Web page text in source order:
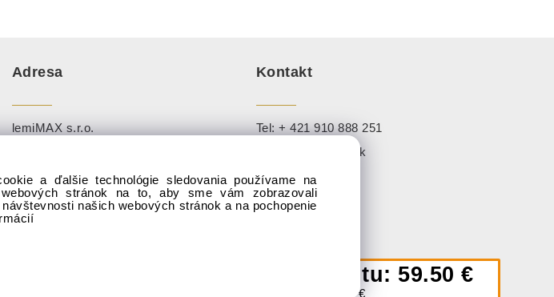
Cena variantu: 59.50 €
48.37 €
Adresa
lemiMAX s.r.o.
Po-Pi: 8:00 - 18:00 (0910 888 251,
info@sadaj.sk)
Kontakt
Tel:+ 421 910 888 251
info@sadaj.sk
a ďalšie technológie sledovania používame na
stránok na to, aby sme vám zobrazovali
našich webových stránok a na pochopenie